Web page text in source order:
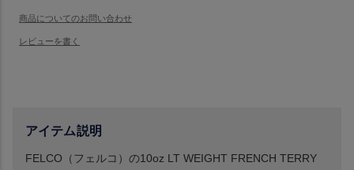
アイテム説明
FELCO（フェルコ）の10oz LT WEIGHT FRENCH TERRY